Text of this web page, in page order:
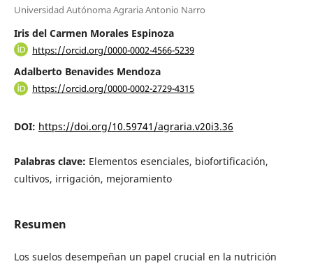
Universidad Autónoma Agraria Antonio Narro
Iris del Carmen Morales Espinoza
https://orcid.org/0000-0002-4566-5239
Adalberto Benavides Mendoza
https://orcid.org/0000-0002-2729-4315
DOI: https://doi.org/10.59741/agraria.v20i3.36
Palabras clave: Elementos esenciales, biofortificación,
cultivos, irrigación, mejoramiento
Resumen
Los suelos desempeñan un papel crucial en la nutrición